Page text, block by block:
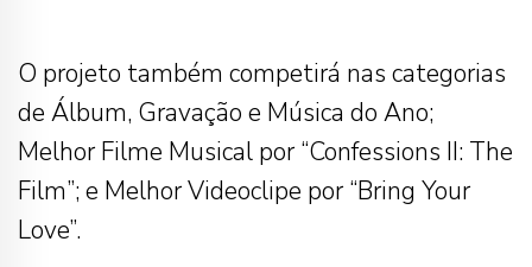
O projeto também competirá nas categorias
de Álbum, Gravação e Música do Ano;
Melhor Filme Musical por “Confessions II: The
Film”; e Melhor Videoclipe por “Bring Your
Love”.